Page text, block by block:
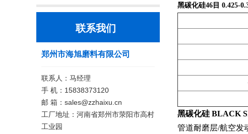
联系我们
郑州市海旭磨料有限公司
联系人：马经理
手 机：15838373120
邮 箱：sales@zzhaixu.cn
工厂地址：河南省郑州市荥阳市高村
工业园
黑碳化硅46目 0.425-
黑碳化硅 BLACK
管道耐磨层/航空发